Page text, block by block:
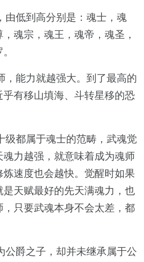
低到高分别是：魂士，魂
魂宗，魂王，魂帝，魂圣，
能力就越强大。到了最高的
有移山填海、斗转星移的恐
都属于魂士的范畴，武魂觉
力越强，就意味着成为魂师
炼速度也会越快。觉醒时如果
天赋最好的先天满魂力，也
只要武魂本身不会太差，都
爵之子，却并未继承属于公